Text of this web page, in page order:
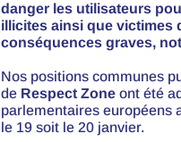
danger les utilisateurs
illicites ainsi que victimes
conséquences graves,
Nos positions communes
de Respect Zoneont été
parlementaires européens
le 19 soit le 20 janvier.